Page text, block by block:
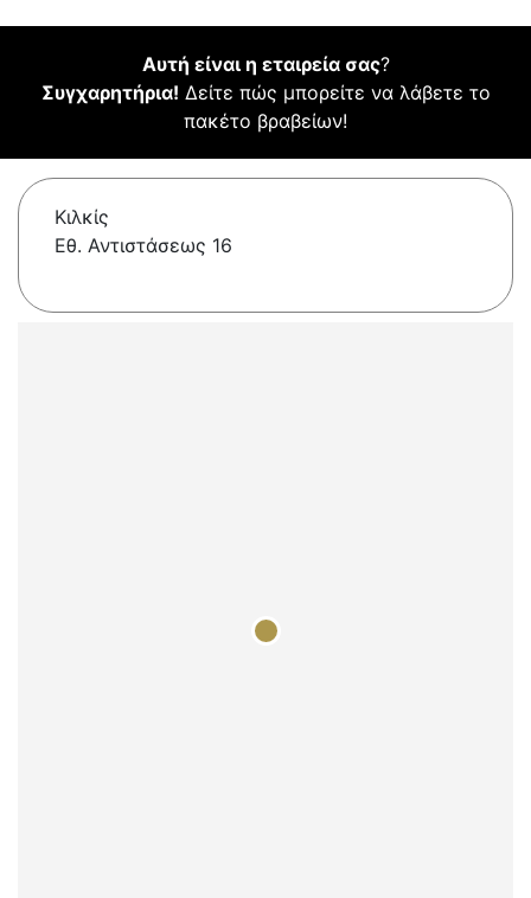
Αυτή είναι η εταιρεία σας?
Συγχαρητήρια! Δείτε πώς μπορείτε να λάβετε το
πακέτο βραβείων!
Κιλκίς
Εθ. Αντιστάσεως 16